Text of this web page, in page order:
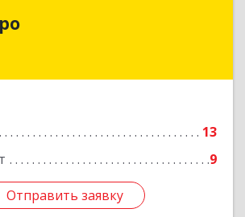
13
9
Отправить заявку
Отправить заявку